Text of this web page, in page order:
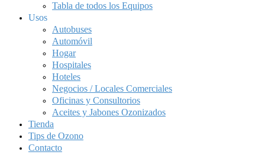
Tabla de todos los Equipos
Usos
Autobuses
Automóvil
Hogar
Hospitales
Hoteles
Negocios / Locales Comerciales
Oficinas y Consultorios
Aceites y Jabones Ozonizados
Tienda
Tips de Ozono
Contacto